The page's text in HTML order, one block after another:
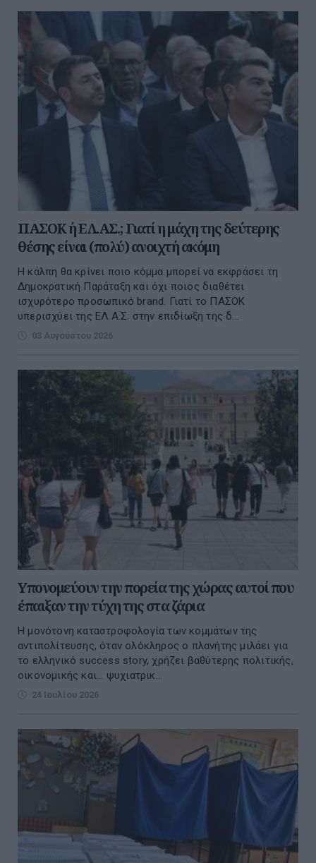
ΠΑΣΟΚ ή ΕΛ.ΑΣ.; Γιατί η μάχη της δεύτερης
θέσης είναι (πολύ) ανοιχτή ακόμη
Η κάλπη θα κρίνει ποιο κόμμα μπορεί να εκφράσει τη
Δημοκρατική Παράταξη και όχι ποιος διαθέτει
ισχυρότερο προσωπικό brand. Γιατί το ΠΑΣΟΚ
υπερισχύει της ΕΛ.Α.Σ. στην επιδίωξη της δ...
03 Αυγούστου 2026
Υπονομεύουν την πορεία της χώρας αυτοί που
έπαιξαν την τύχη της στα ζάρια
Η μονότονη καταστροφολογία των κομμάτων της
αντιπολίτευσης, όταν ολόκληρος ο πλανήτης μιλάει για
το ελληνικό success story, χρήζει βαθύτερης πολιτικής,
οικονομικής και... ψυχιατρικ...
24 Ιουλίου 2026